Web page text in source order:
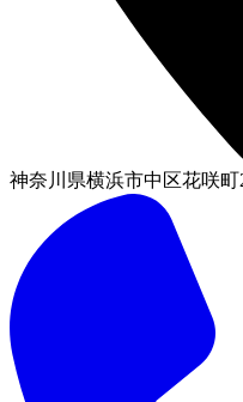
神奈川県横浜市中区花咲町